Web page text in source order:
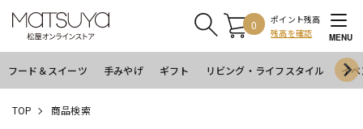
0
ポイント残高
残高を確認
MENU
フード＆スイーツ 手みやげ ギフト リビング・ライフスタイル イ
TOP 商品検索